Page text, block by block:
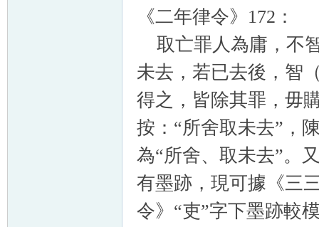
《二年律令》172：
取亡罪人為庸，不
未去，若已去後，智
得之，皆除其罪，毋
按：“所舍取未去”，
為“所舍、取未去”。
有墨跡，現可據《三
令》“吏”字下墨跡較